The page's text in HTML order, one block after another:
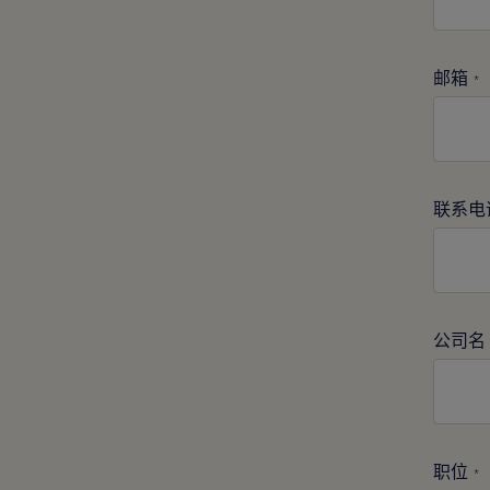
邮箱 *
联系电
公司名
职位 *